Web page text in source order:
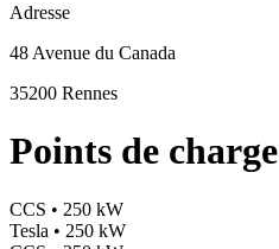
Adresse
48 Avenue du Canada
35200 Rennes
Points de charge
CCS • 250 kW
Tesla • 250 kW